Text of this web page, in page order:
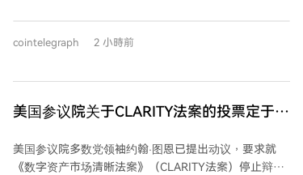
部分投资者转向现货比特币ETF，以规避自我托管的技
系尚未证实，但长期来看，部分资金从冷存储迁移至
ETF的可能性正在增加。
cointelegraph 2 小時前
美国参议院关于CLARITY法案的投票定于9
美国参议院多数党领袖约翰·图恩已提出动议，要求就
《数字资产市场清晰法案》（CLARITY法案）停止辩